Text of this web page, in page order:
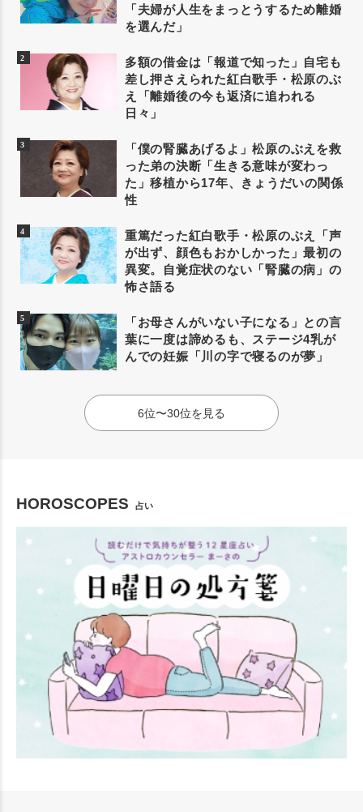
「夫婦が人生をまっとうするため離婚
を選んだ」
多額の借金は「報道で知った」自宅も
差し押さえられた紅白歌手・松原のぶ
え「離婚後の今も返済に追われる
日々」
「僕の腎臓あげるよ」松原のぶえを救
った弟の決断「生きる意味が変わっ
た」移植から17年、きょうだいの関係
性
重篤だった紅白歌手・松原のぶえ「声
が出ず、顔色もおかしかった」最初の
異変。自覚症状のない「腎臓の病」の
怖さ語る
「お母さんがいない子になる」との言
葉に一度は諦めるも、ステージ4乳が
んでの妊娠「川の字で寝るのが夢」
6位〜30位を見る
HOROSCOPES 占い